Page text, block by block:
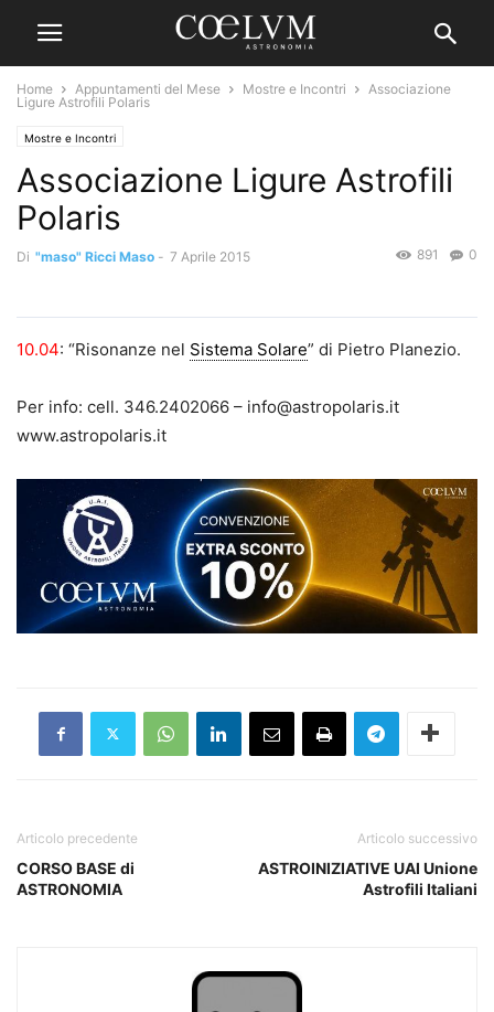
Home Appuntamenti del Mese Mostre e Incontri
Associazione
Ligure Astrofili Polaris
Mostre e Incontri
Associazione Ligure Astrofili
Polaris
Di "maso" Ricci Maso - 7 Aprile 2015 0
891
10.04: “Risonanze nel Sistema Solare” di Pietro Planezio.
Per info: cell. 346.2402066 – info@astropolaris.it
www.astropolaris.it
Articolo precedente
CORSO BASE di
ASTRONOMIA
Articolo successivo
ASTROINIZIATIVE UAI Unione
Astrofili Italiani